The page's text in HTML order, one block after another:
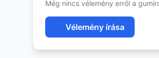
Még nincs vélemény erről a
Vélemény írása